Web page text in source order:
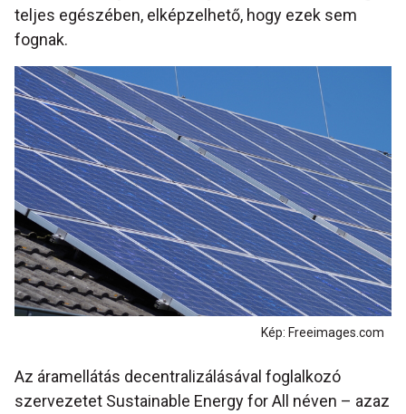
teljes egészében, elképzelhető, hogy ezek sem
fognak.
Kép: Freeimages.com
Az áramellátás decentralizálásával foglalkozó
szervezetet Sustainable Energy for All néven – azaz